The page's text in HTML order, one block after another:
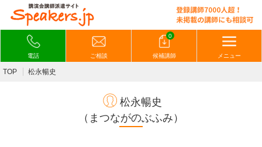
電話 ご相談
0
候補講師 メニュー
TOP 松永暢史
松永暢史
（まつながのぶふみ）